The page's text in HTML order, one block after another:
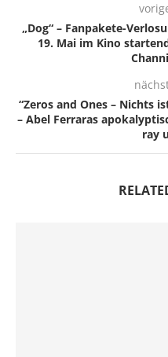
„Dog“ – Fanpakete-
19. Mai im Kino
“Zeros and Ones – Nichts
– Abel Ferraras
ray